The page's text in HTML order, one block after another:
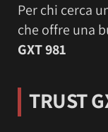
Per chi cerca
che offre una
GXT 981
TRUST